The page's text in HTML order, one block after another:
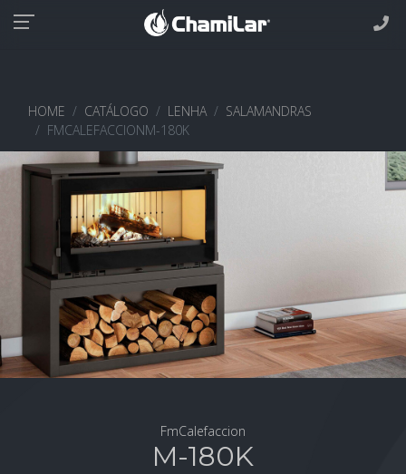
HOME CATÁLOGO LENHA
SALAMANDRAS
FMCALEFACCIONM-180K
FmCalefaccion
M-180K